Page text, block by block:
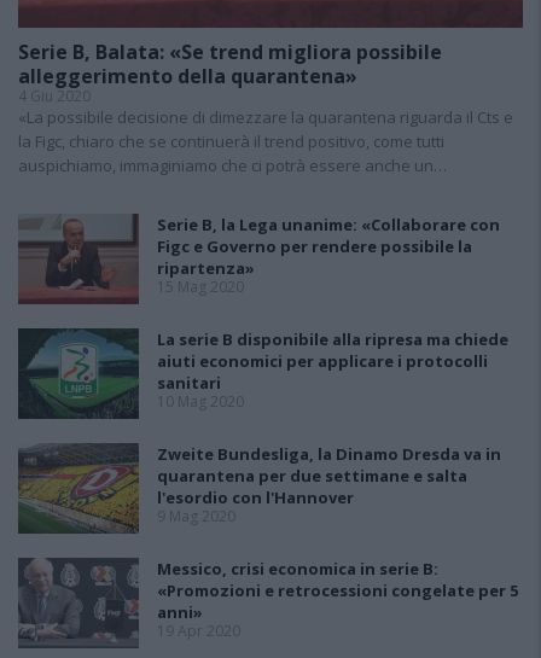
Serie B, Balata: «Se trend migliora possibile
alleggerimento della quarantena»
4 Giu 2020
«La possibile decisione di dimezzare la quarantena riguarda il Cts e
la Figc, chiaro che se continuerà il trend positivo, come tutti
auspichiamo, immaginiamo che ci potrà essere anche un…
Serie B, la Lega unanime: «Collaborare con
Figc e Governo per rendere possibile la
ripartenza»
15 Mag 2020
La serie B disponibile alla ripresa ma chiede
aiuti economici per applicare i protocolli
sanitari
10 Mag 2020
Zweite Bundesliga, la Dinamo Dresda va in
quarantena per due settimane e salta
l'esordio con l'Hannover
9 Mag 2020
Messico, crisi economica in serie B:
«Promozioni e retrocessioni congelate per 5
anni»
19 Apr 2020